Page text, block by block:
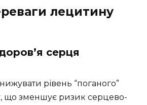
лецитину
серця
рівень “поганого”
що зменшує ризик серцево-